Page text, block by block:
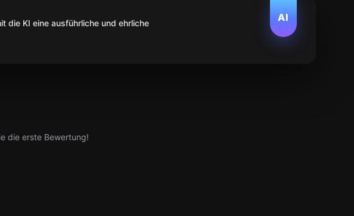
AI
die KI eine ausführliche und ehrliche
die erste Bewertung!